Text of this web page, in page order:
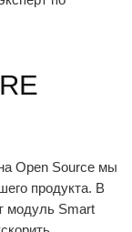
Open Source мы
продукта. В
модуль Smart